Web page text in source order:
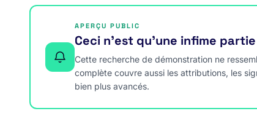
APERÇU PUBLIC
Ceci n’est qu’une infime
Cette recherche de démonstration ne
complète couvre aussi les attributions, les
bien plus avancés.